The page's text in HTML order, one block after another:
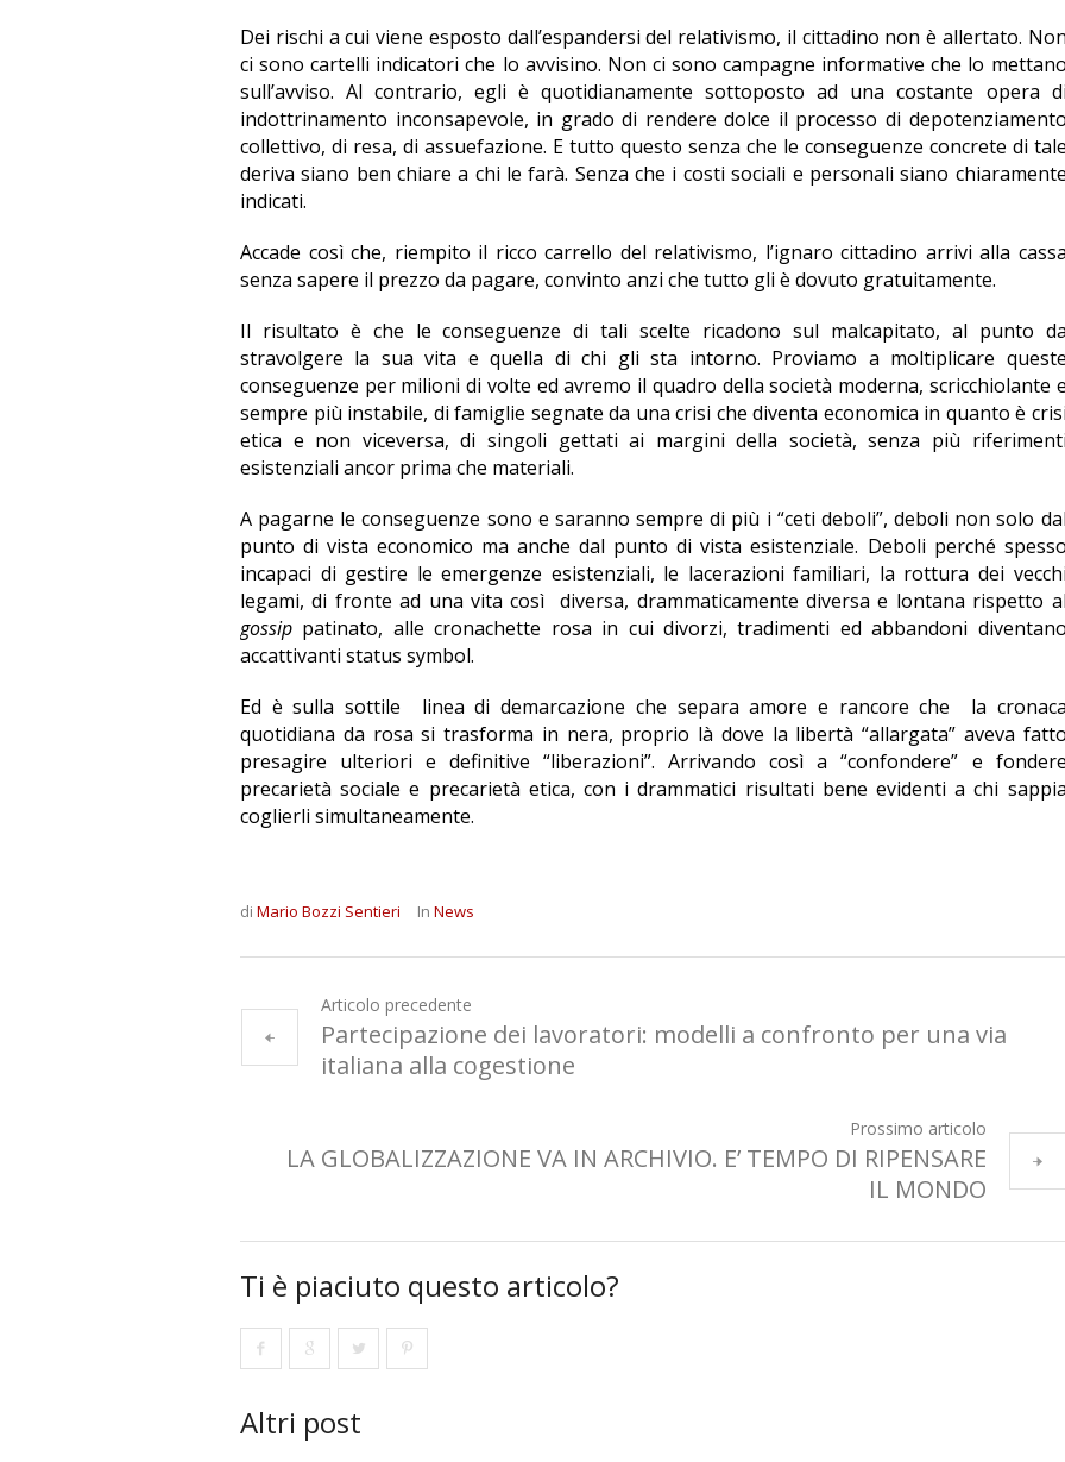
Dei rischi a cui viene esposto dall’espandersi del relativismo, il cittadino non è allertato. Non
ci sono cartelli indicatori che lo avvisino. Non ci sono campagne informative che lo mettano
sull’avviso. Al contrario, egli è quotidianamente sottoposto ad una costante opera di
indottrinamento inconsapevole, in grado di rendere dolce il processo di depotenziamento
collettivo, di resa, di assuefazione. E tutto questo senza che le conseguenze concrete di tale
deriva siano ben chiare a chi le farà. Senza che i costi sociali e personali siano chiaramente
indicati.
Accade così che, riempito il ricco carrello del relativismo, l’ignaro cittadino arrivi alla cassa
senza sapere il prezzo da pagare, convinto anzi che tutto gli è dovuto gratuitamente.
Il risultato è che le conseguenze di tali scelte ricadono sul malcapitato, al punto da
stravolgere la sua vita e quella di chi gli sta intorno. Proviamo a moltiplicare queste
conseguenze per milioni di volte ed avremo il quadro della società moderna, scricchiolante e
sempre più instabile, di famiglie segnate da una crisi che diventa economica in quanto è crisi
etica e non viceversa, di singoli gettati ai margini della società, senza più riferimenti
esistenziali ancor prima che materiali.
A pagarne le conseguenze sono e saranno sempre di più i “ceti deboli”, deboli non solo dal
punto di vista economico ma anche dal punto di vista esistenziale. Deboli perché spesso
incapaci di gestire le emergenze esistenziali, le lacerazioni familiari, la rottura dei vecchi
legami, di fronte ad una vita così diversa, drammaticamente diversa e lontana rispetto al
gossip patinato, alle cronachette rosa in cui divorzi, tradimenti ed abbandoni diventano
accattivanti status symbol.
Ed è sulla sottile linea di demarcazione che separa amore e rancore che la cronaca
quotidiana da rosa si trasforma in nera, proprio là dove la libertà “allargata” aveva fatto
presagire ulteriori e definitive “liberazioni”. Arrivando così a “confondere” e fondere
precarietà sociale e precarietà etica, con i drammatici risultati bene evidenti a chi sappia
coglierli simultaneamente.
di Mario Bozzi Sentieri In News
Articolo precedente
Partecipazione dei lavoratori: modelli a confronto per una via
italiana alla cogestione
Prossimo articolo
LA GLOBALIZZAZIONE VA IN ARCHIVIO. E’ TEMPO DI RIPENSARE
IL MONDO
Ti è piaciuto questo articolo?
Altri post